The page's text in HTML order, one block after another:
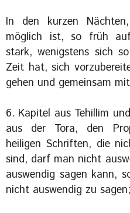
In den kurzen
möglich ist, so früh
stark, wenigstens sich
Zeit hat, sich
gehen und gemeinsam
6. Kapitel aus Tehillim
aus der Tora, den
heiligen Schriften, die
sind, darf man nicht
auswendig sagen kann,
nicht auswendig zu